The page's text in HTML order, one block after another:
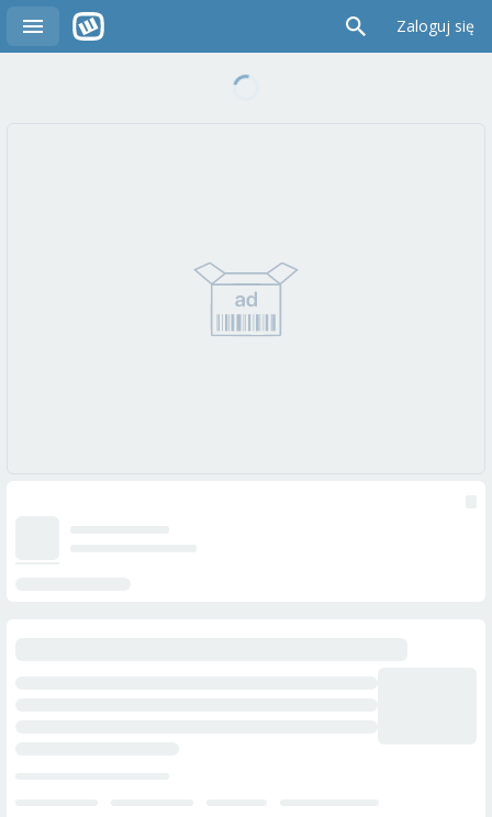
Zaloguj się